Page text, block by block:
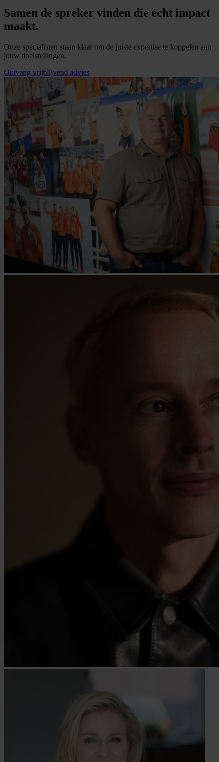
Samen de spreker vinden die écht impact
maakt.
Onze specialisten staan klaar om de juiste expertise te koppelen aan
jouw doelstellingen.
Ontvang vrijblijvend advies